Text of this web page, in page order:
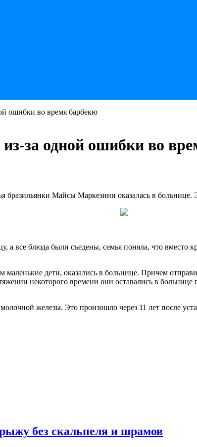
ошибки во время барбекю
за одной ошибки во
бразильянки Майсы Маркезини оказалась в
все блюда были съедены, семья поняла, что вместо
дети, оказались в больнице. Причем
некоторого времени они оставались в
железы. Это произошло через 11 лет после
без скальпеля и шрамов